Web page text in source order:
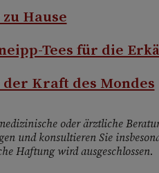
Hause
Tees für die
Kraft des Mondes
oder ärztliche
und konsultieren Sie
Haftung wird ausgeschlossen.